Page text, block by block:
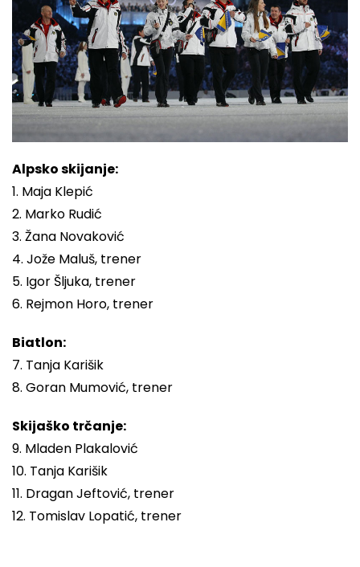
Alpsko skijanje:
1. Maja Klepić
2. Marko Rudić
3. Žana Novaković
4. Jože Maluš, trener
5. Igor Šljuka, trener
6. Rejmon Horo, trener
Biatlon:
7. Tanja Karišik
8. Goran Mumović, trener
Skijaško trčanje:
9. Mladen Plakalović
10. Tanja Karišik
11. Dragan Jeftović, trener
12. Tomislav Lopatić, trener